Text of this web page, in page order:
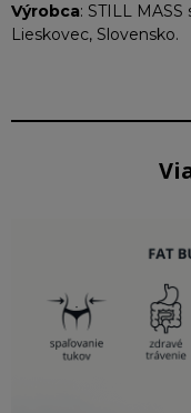
Výrobca: STILL MASS
Lieskovec, Slovensko.